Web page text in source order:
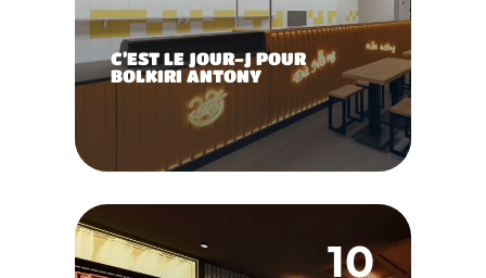
C’EST LE JOUR-J POUR
BOLKIRI ANTONY
10